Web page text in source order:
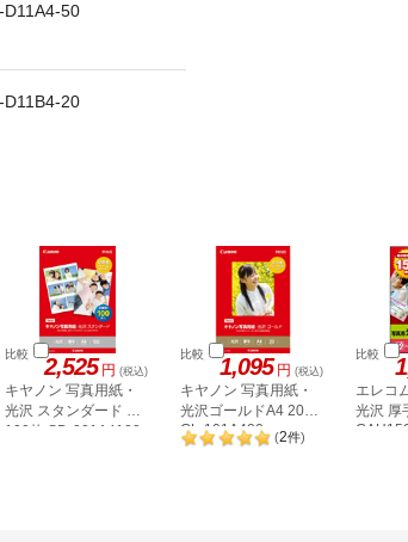
D11A4-50
D11B4-20
比較 2,525 円 (税込)
キヤノン 写真用紙・
光沢 スタンダード A4
100枚 SD-201A4100
比較 1,095 円 (税込)
キヤノン 写真用紙・
光沢ゴールドA4 20枚
GL-101A420
(2件)
比較
エレコ
光沢 厚